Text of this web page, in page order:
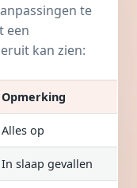
te
een
kan zien:
Opmerking
Alles op
In slaap gevallen